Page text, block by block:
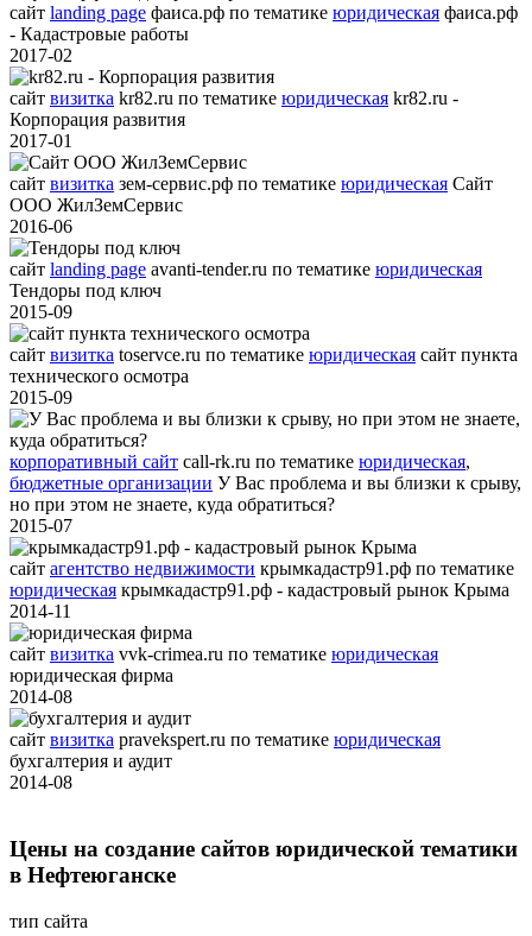
сайт landing page фаиса.рф по тематике юридическая фаиса.рф
- Кадастровые работы
2017-02
сайт визитка kr82.ru по тематике юридическая kr82.ru -
Корпорация развития
2017-01
сайт визитка зем-сервис.рф по тематике юридическая Сайт
ООО ЖилЗемСервис
2016-06
сайт landing page avanti-tender.ru по тематике юридическая
Тендоры под ключ
2015-09
сайт визитка toservce.ru по тематике юридическая сайт пункта
технического осмотра
2015-09
корпоративный сайт call-rk.ru по тематике юридическая,
бюджетные организации У Вас проблема и вы близки к срыву,
но при этом не знаете, куда обратиться?
2015-07
сайт агентство недвижимости крымкадастр91.рф по тематике
юридическая крымкадастр91.рф - кадастровый рынок Крыма
2014-11
сайт визитка vvk-crimea.ru по тематике юридическая
юридическая фирма
2014-08
сайт визитка pravekspert.ru по тематике юридическая
бухгалтерия и аудит
2014-08
Цены на создание сайтов юридической тематики
в Нефтеюганске
тип сайта